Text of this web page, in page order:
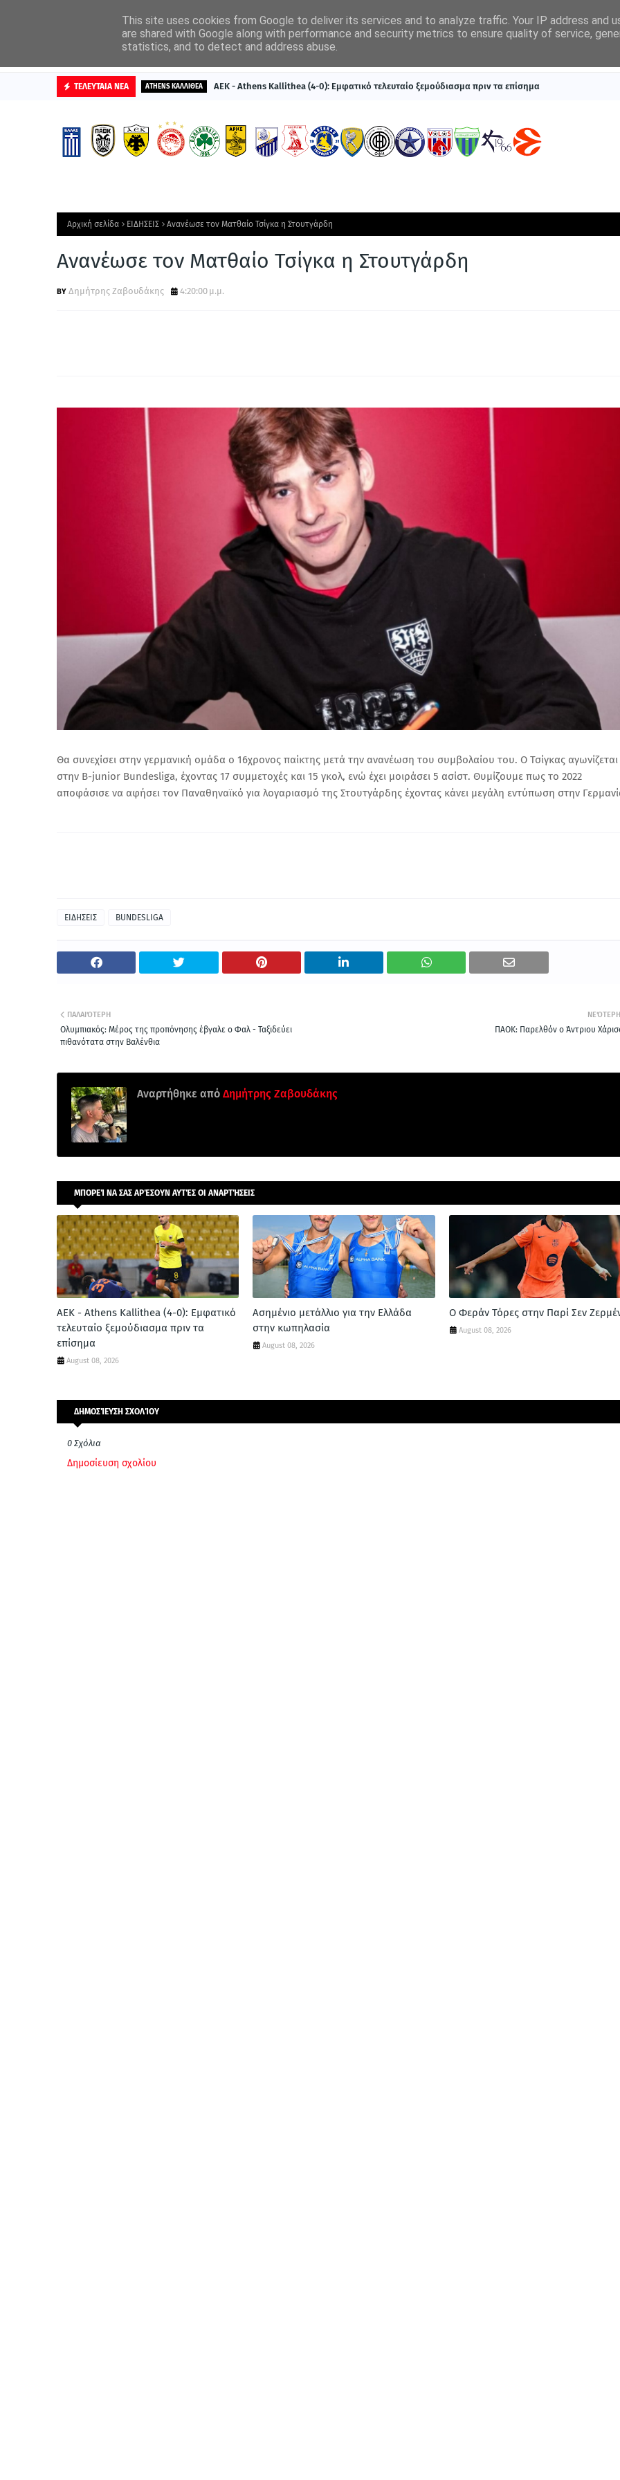
ΒΑΘΜΟΛΟΓΙΕΣ ΠΡΩΤΟΣΕΛΙΔΑ
ΤΕΛΕΥΤΑΙΑ ΝΕΑ ATHENS ΚΑΛΛΙΘΕΑ ΑΕΚ - Athens Kallithea (4-0): Εμφατικό τελευταίο ξεμούδιασμα πριν τα επίσημα
Αρχική σελίδα ΕΙΔΗΣΕΙΣ Ανανέωσε τον Ματθαίο Τσίγκα η Στουτγάρδη
Ανανέωσε τον Ματθαίο Τσίγκα η Στουτγάρδη
Δημήτρης Ζαβουδάκης 4:20:00 μ.μ.
Θα συνεχίσει στην γερμανική ομάδα ο 16χρονος παίκτης μετά την ανανέωση του συμβολαίου του. Ο Τσίγκας αγωνίζεται
στην B-junior Bundesliga, έχοντας 17 συμμετοχές και 15 γκολ, ενώ έχει μοιράσει 5 ασίστ. Θυμίζουμε πως το 2022
αποφάσισε να αφήσει τον Παναθηναϊκό για λογαριασμό της Στουτγάρδης έχοντας κάνει μεγάλη εντύπωση στην
ΕΙΔΗΣΕΙΣ BUNDESLIGA
ΝΕΌΤΕΡΗ
ΠΑΟΚ: Παρελθόν ο Άντριου
ΠΑΛΑΙΌΤΕΡΗ
Ολυμπιακός: Μέρος της προπόνησης έβγαλε ο Φαλ - Ταξιδεύει
πιθανότατα στην Βαλένθια
Αναρτήθηκε από Δημήτρης Ζαβουδάκης
ΜΠΟΡΕΊ ΝΑ ΣΑΣ ΑΡΈΣΟΥΝ ΑΥΤΈΣ ΟΙ ΑΝΑΡΤΉΣΕΙΣ
ΑΕΚ - Athens Kallithea (4-0): Εμφατικό
τελευταίο ξεμούδιασμα πριν τα
επίσημα
August 08, 2026
Ασημένιο μετάλλιο για την Ελλάδα
στην κωπηλασία
August 08, 2026
Ο Φεράν Τόρες στην Παρί Σεν
August 08, 2026
ΔΗΜΟΣΊΕΥΣΗ ΣΧΟΛΊΟΥ
0 Σχόλια
Δημοσίευση σχολίου
This site uses cookies from Google to deliver its services and to analyze traffic. Your IP address and
are shared with Google along with performance and security metrics to ensure quality of service,
statistics, and to detect and address abuse.